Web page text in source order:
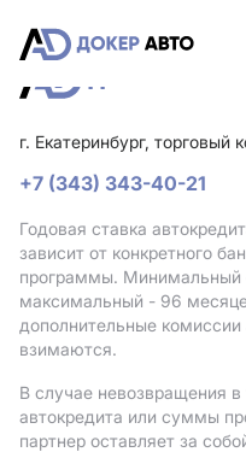
г. Екатеринбург, торговый
+7 (343) 343-40-21
Годовая ставка
зависит от конкретного
программы. Минимальный
максимальный - 96
дополнительные
взимаются.
В случае невозвращения
автокредита или суммы
партнер оставляет за